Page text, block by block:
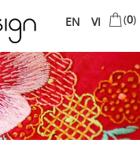
VI
EN (0)